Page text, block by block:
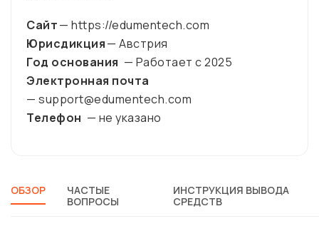
Сайт— https://edumentech.com
Юрисдикция— Австрия
Год основания — Работает с2025
Электронная почта
— support@edumentech.com
Телефон — не указано
ОБЗОР
ЧАСТЫЕ
ВОПРОСЫ
ИНСТРУКЦИЯ ВЫВОДА
СРЕДСТВ